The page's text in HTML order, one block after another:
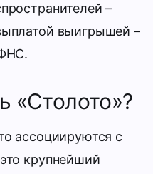
–
выигрышей –
«Столото»?
ассоциируются с
крупнейший